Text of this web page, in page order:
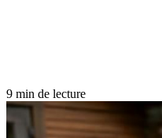
9 min de lecture